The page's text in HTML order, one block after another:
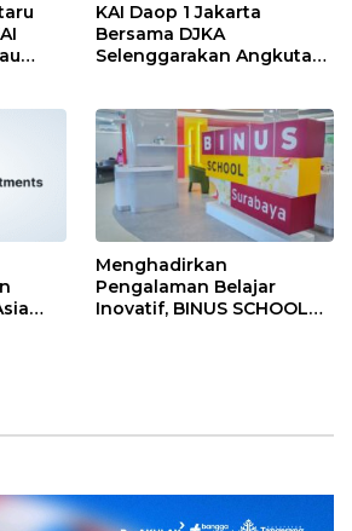
KAI Daop 1 Jakarta
Bersama DJKA
Selenggarakan Angkutan
Baru 2026
Menghadirkan
Pengalaman Belajar
Inovatif, BINUS SCHOOL